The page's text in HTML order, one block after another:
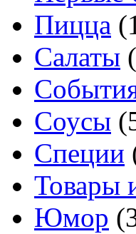
Пицца
Салаты
Соусы
Специи
Товары
Юмор